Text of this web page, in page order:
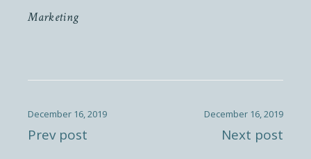
Marketing
December 16, 2019
Prev post
December 16, 2019
Next post